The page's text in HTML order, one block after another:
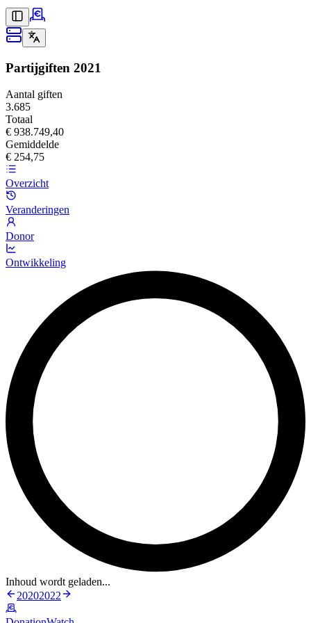
Partijgiften 2021
Aantal giften
3.685
Totaal
€ 938.749,40
Gemiddelde
€ 254,75
Overzicht
Veranderingen
Donor
Ontwikkeling
Inhoud wordt geladen...
20202022